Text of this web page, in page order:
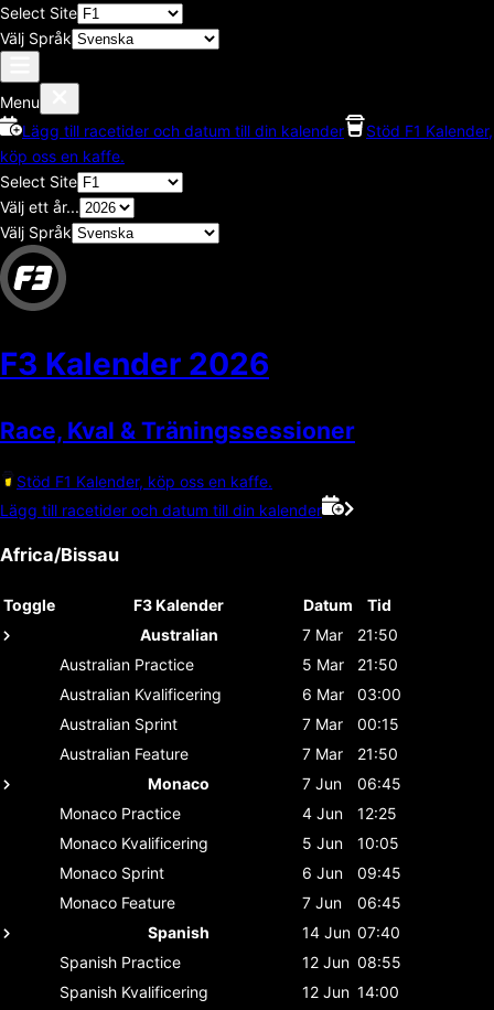
Select Site
Välj Språk
Menu
Lägg till racetider och datum till din kalender
Stöd F1 Kalender,
köp oss en kaffe.
Select Site
Välj ett år...
Välj Språk
F3 Kalender 2026
Race, Kval & Träningssessioner
Stöd F1 Kalender, köp oss en kaffe.
Lägg till racetider och datum till din kalender
Africa/Bissau
Toggle F3 Kalender Datum
Tid
Australian
7 Mar
21:50
Australian Practice 5 Mar
21:50
Australian Kvalificering 6 Mar
03:00
Australian Sprint 7 Mar
00:15
Australian Feature 7 Mar
21:50
Monaco
7 Jun
06:45
Monaco Practice 4 Jun
12:25
Monaco Kvalificering 5 Jun
10:05
Monaco Sprint 6 Jun
09:45
Monaco Feature 7 Jun
06:45
Spanish
14 Jun 07:40
Spanish Practice 12 Jun 08:55
Spanish Kvalificering 12 Jun 14:00